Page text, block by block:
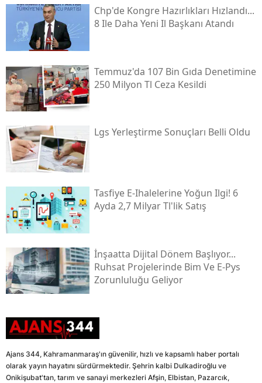
Chp'de Kongre Hazırlıkları Hızlandı...
8 Ile Daha Yeni Il Başkanı Atandı
Temmuz'da 107 Bin Gıda Denetimine
250 Milyon Tl Ceza Kesildi
Lgs Yerleştirme Sonuçları Belli Oldu
Tasfiye E-Ihalelerine Yoğun Ilgi! 6
Ayda 2,7 Milyar Tl'lik Satış
İnşaatta Dijital Dönem Başlıyor...
Ruhsat Projelerinde Bim Ve E-Pys
Zorunluluğu Geliyor
Ajans 344, Kahramanmaraş'ın güvenilir, hızlı ve kapsamlı haber portalı
olarak yayın hayatını sürdürmektedir. Şehrin kalbi Dulkadiroğlu ve
Onikişubat'tan, tarım ve sanayi merkezleri Afşin, Elbistan, Pazarcık,